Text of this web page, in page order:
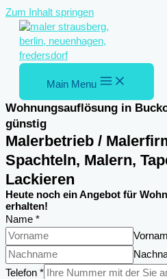
Zum Inhalt springen
Main Menu
Wohnungsauflösung in
günstig
Malerbetrieb /
Spachteln, Malern,
Lackieren
Heute noch ein Angebot für
erhalten!
Name *
Telefon *